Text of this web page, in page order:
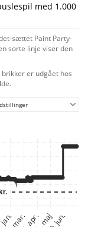
med 1.000
sættet Paint Party-
sorte linje viser den
er udgået hos